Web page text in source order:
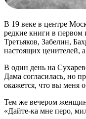
В 19 веке в центре
редкие книги в
Третьяков, Забелин,
настоящих ценителей,
В один день на
Дама согласилась, но
окажется, что вы меня
Тем же вечером
«Дайте-ка мне перо,